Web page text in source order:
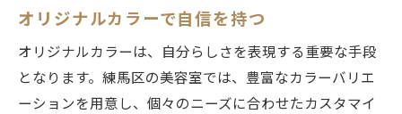
オリジナルカラーで自信を持つ
オリジナルカラーは、自分らしさを表現する重要な手段
となります。練馬区の美容室では、豊富なカラーバリエ
ーションを用意し、個々のニーズに合わせたカスタマイ